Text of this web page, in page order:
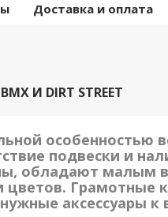
Доставка и оплата
И DIRT STREET
особенностью
подвески и
обладают малым
цветов. Грамотные
нужные аксессуары